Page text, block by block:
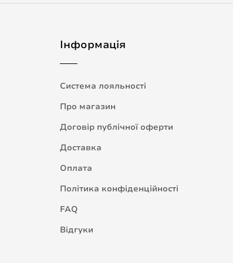
Інформація
Система лояльності
Про магазин
Договір публічної оферти
Доставка
Оплата
Політика конфіденційності
FAQ
Відгуки